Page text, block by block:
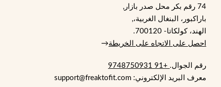
74 رقم بكر محل صدر بازار,
باراكبور، البنغال الغربية،,
الهند، كولكاتا- 700120.
احصل على الاتجاه على الخريطة→
رقم الجوال. +91 9748750931
معرف البريد الإلكتروني: support@freaktofit.com